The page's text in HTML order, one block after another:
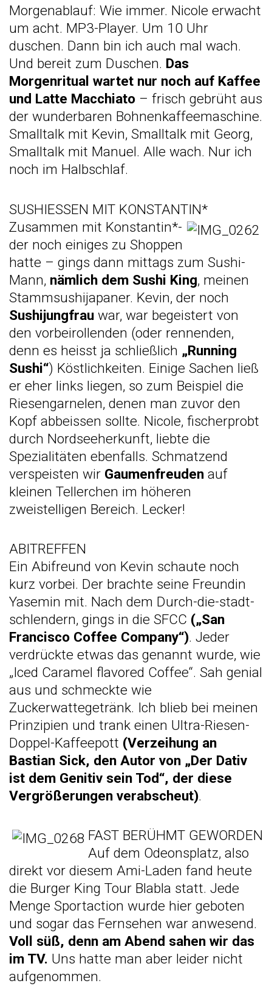
Morgenablauf: Wie immer. Nicole erwacht
um acht. MP3-Player. Um 10 Uhr
duschen. Dann bin ich auch mal wach.
Und bereit zum Duschen. Das
Morgenritual wartet nur noch auf Kaffee
und Latte Macchiato – frisch gebrüht aus
der wunderbaren Bohnenkaffeemaschine.
Smalltalk mit Kevin, Smalltalk mit Georg,
Smalltalk mit Manuel. Alle wach. Nur ich
noch im Halbschlaf.
SUSHIESSEN MIT KONSTANTIN*
Zusammen mit Konstantin*-
der noch einiges zu Shoppen
hatte – gings dann mittags zum Sushi-
Mann, nämlich dem Sushi King, meinen
Stammsushijapaner. Kevin, der noch
Sushijungfrau war, war begeistert von
den vorbeirollenden (oder rennenden,
denn es heisst ja schließlich „Running
Sushi“) Köstlichkeiten. Einige Sachen ließ
er eher links liegen, so zum Beispiel die
Riesengarnelen, denen man zuvor den
Kopf abbeissen sollte. Nicole, fischerprobt
durch Nordseeherkunft, liebte die
Spezialitäten ebenfalls. Schmatzend
verspeisten wir Gaumenfreuden auf
kleinen Tellerchen im höheren
zweistelligen Bereich. Lecker!
ABITREFFEN
Ein Abifreund von Kevin schaute noch
kurz vorbei. Der brachte seine Freundin
Yasemin mit. Nach dem Durch-die-stadt-
schlendern, gings in die SFCC („San
Francisco Coffee Company“). Jeder
verdrückte etwas das genannt wurde, wie
„Iced Caramel flavored Coffee“. Sah genial
aus und schmeckte wie
Zuckerwattegetränk. Ich blieb bei meinen
Prinzipien und trank einen Ultra-Riesen-
Doppel-Kaffeepott (Verzeihung an
Bastian Sick, den Autor von „Der Dativ
ist dem Genitiv sein Tod“, der diese
Vergrößerungen verabscheut).
FAST BERÜHMT GEWORDEN
Auf dem Odeonsplatz, also
direkt vor diesem Ami-Laden fand heute
die Burger King Tour Blabla statt. Jede
Menge Sportaction wurde hier geboten
und sogar das Fernsehen war anwesend.
Voll süß, denn am Abend sahen wir das
im TV. Uns hatte man aber leider nicht
aufgenommen.